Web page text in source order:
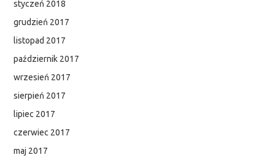
styczeń 2018
grudzień 2017
listopad 2017
październik 2017
wrzesień 2017
sierpień 2017
lipiec 2017
czerwiec 2017
maj 2017